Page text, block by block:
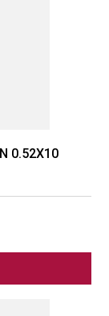
0.52X10